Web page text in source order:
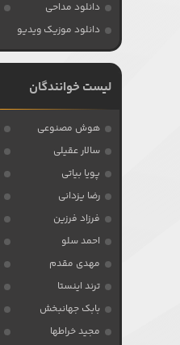
دانلود مداحی
دانلود موزیک ویدیو
لیست خوانندگان
هوش مصنوعی
سالار عقیلی
پویا بیاتی
رضا یزدانی
فرزاد فرزین
احمد سلو
مهدی مقدم
ترند اینستا
بابک جهانبخش
مجید خراطها